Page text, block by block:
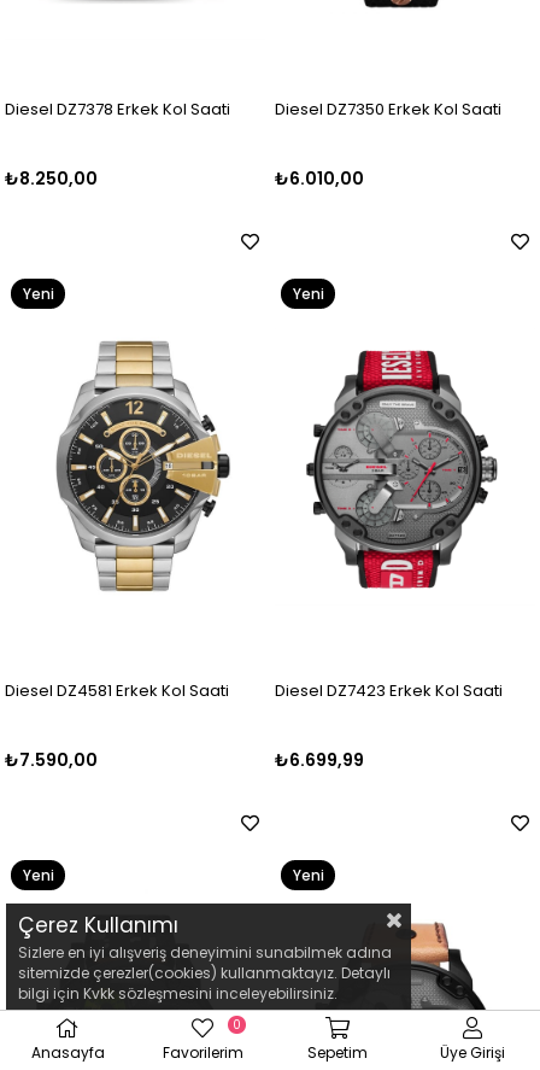
Diesel DZ7378 Erkek Kol Saati
₺8.250,00
Diesel DZ7350 Erkek Kol Saati
₺6.010,00
Diesel DZ4581 Erkek Kol Saati
₺7.590,00
Yeni
Diesel DZ7423 Erkek Kol Saati
₺6.699,99
Yeni
Yeni
Ürün
Yeni
Ürün
Çerez Kullanımı
Sizlere en iyi alışveriş deneyimini sunabilmek adına
sitemizde çerezler(cookies) kullanmaktayız. Detaylı
bilgi için Kvkk sözleşmesini inceleyebilirsiniz.
Anasayfa Favorilerim
0
Sepetim Üye Girişi